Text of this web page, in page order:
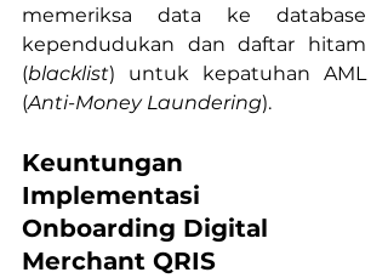
memeriksa data ke database
kependudukan dan daftar hitam
(blacklist) untuk kepatuhan AML
(Anti-Money Laundering).
Keuntungan
Implementasi
Onboarding Digital
Merchant QRIS